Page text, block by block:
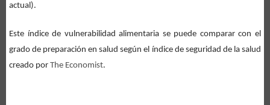
actual).
Este índice de vulnerabilidad alimentaria se puede comparar con el
grado de preparación en salud según el índice de seguridad de la salud
creado por The Economist.